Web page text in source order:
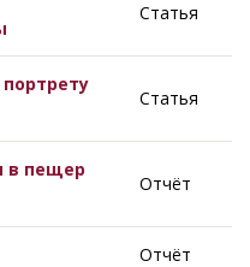
Статья
Статья
в пещер
Отчёт
Отчёт